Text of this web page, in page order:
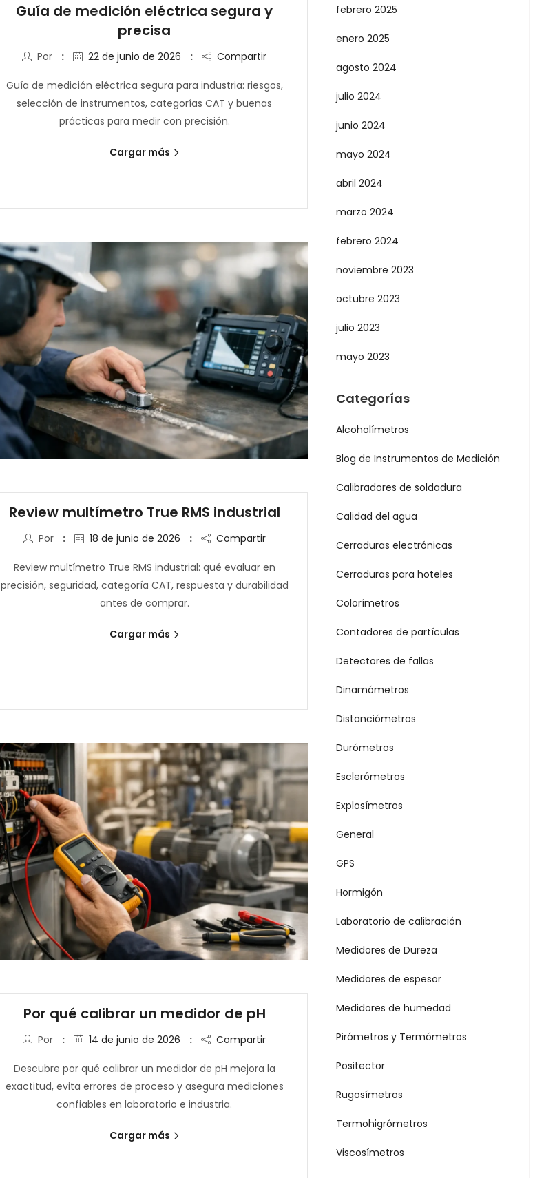
Guía de medición eléctrica segura y
precisa
Por 22 de junio de 2026 Compartir
Guía de medición eléctrica segura para industria: riesgos,
selección de instrumentos, categorías CAT y buenas
prácticas para medir con precisión.
Cargar más
Review multímetro True RMS industrial
Por 18 de junio de 2026 Compartir
Review multímetro True RMS industrial: qué evaluar en
precisión, seguridad, categoría CAT, respuesta y durabilidad
antes de comprar.
Cargar más
Por qué calibrar un medidor de pH
Por 14 de junio de 2026 Compartir
Descubre por qué calibrar un medidor de pH mejora la
exactitud, evita errores de proceso y asegura mediciones
confiables en laboratorio e industria.
Cargar más
febrero 2025
enero 2025
agosto 2024
julio 2024
junio 2024
mayo 2024
abril 2024
marzo 2024
febrero 2024
noviembre 2023
octubre 2023
julio 2023
mayo 2023
Categorías
Alcoholímetros
Blog de Instrumentos de Medición
Calibradores de soldadura
Calidad del agua
Cerraduras electrónicas
Cerraduras para hoteles
Colorímetros
Contadores de partículas
Detectores de fallas
Dinamómetros
Distanciómetros
Durómetros
Esclerómetros
Explosímetros
General
GPS
Hormigón
Laboratorio de calibración
Medidores de Dureza
Medidores de espesor
Medidores de humedad
Pirómetros y Termómetros
Positector
Rugosímetros
Termohigrómetros
Viscosímetros